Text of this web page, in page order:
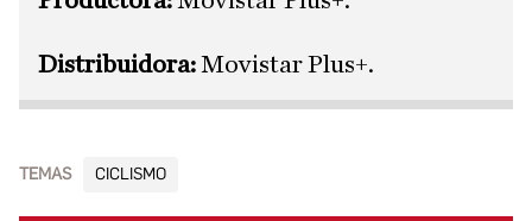
Distribuidora:Movistar Plus+.
TEMAS CICLISMO